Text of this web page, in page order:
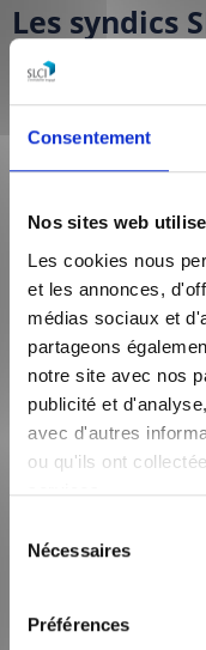
Consentement
Nos sites web
Les cookies nous
et les annonces,
médias sociaux et
partageons
notre site avec nos
publicité et
avec d'autres
ou qu'ils ont
services.
Nécessaires
Préférences
Les syndics
immobiliers
au quotidien
syndicscompétents, à
syndics SLCIvous
administrativement la
immobilier.
Faire appel aux
plusieurs avantages :
– Avoir à vos côtés un
situées dans le centre
contrôler l’état de la
l’évolution de la
– Avoir un syndic
administratives –